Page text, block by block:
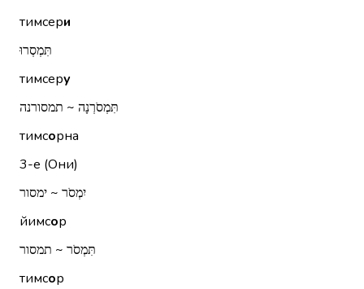
тимсери
תִּמְסְרוּ
тимсеру
תִּמְסֹרְנָה ~ תמסורנה
тимсорна
3-е (Они)
יִמְסֹר ~ ימסור
йимсор
תִּמְסֹר ~ תמסור
тимсор